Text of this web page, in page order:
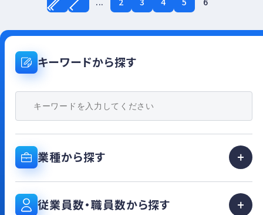
キーワードから探す
業種から探す
従業員数・職員数から探す